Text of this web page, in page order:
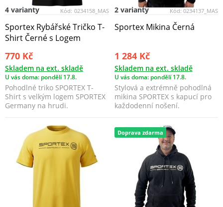
Kód: 0234158_MAS
4 varianty
Sportex Rybářské Tričko T-
Shirt Černé s Logem
770 Kč
Skladem na ext. skladě
U vás doma: pondělí 17.8.
Pohodlné triko SPORTEX T-
Shirt s velkým logem SPORTEX
Germany na hrudi.
Kód: 0234137_MAS
2 varianty
Sportex Mikina Černá
1 284 Kč
Skladem na ext. skladě
U vás doma: pondělí 17.8.
Stylová a extrémně pohodlná
mikina SPORTEX s kapucí pro
každodenní nošení.
Doprava zdarma